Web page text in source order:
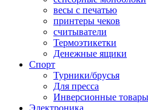
весы с печатью
принтеры чеков
считыватели
Термоэтикетки
Денежные ящики
Спорт
Турники/брусья
Для пресса
Инверсионные товары
Электроника